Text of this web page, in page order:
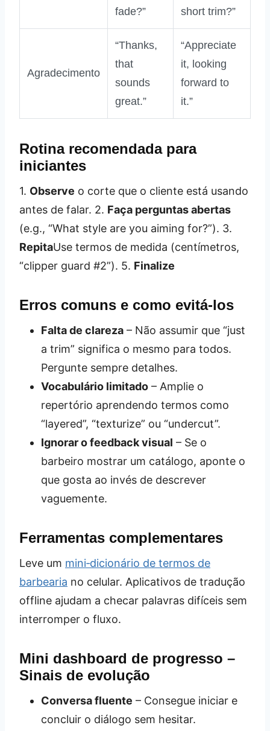
fade?”
short trim?”
Agradecimento
“Thanks,
that
sounds
great.”
“Appreciate
it, looking
forward to
it.”
Rotina recomendada para
iniciantes
1. Observe o corte que o cliente está usando
antes de falar. 2. Faça perguntas abertas
(e.g., “What style are you aiming for?”). 3.
RepitaUse termos de medida (centímetros,
“clipper guard #2”). 5. Finalize
Erros comuns e como evitá‑los
Falta de clareza – Não assumir que “just
a trim” significa o mesmo para todos.
Pergunte sempre detalhes.
Vocabulário limitado – Amplie o
repertório aprendendo termos como
“layered”, “texturize” ou “undercut”.
Ignorar o feedback visual – Se o
barbeiro mostrar um catálogo, aponte o
que gosta ao invés de descrever
vaguemente.
Ferramentas complementares
Leve um mini‑dicionário de termos de
barbearia no celular. Aplicativos de tradução
offline ajudam a checar palavras difíceis sem
interromper o fluxo.
Mini dashboard de progresso –
Sinais de evolução
Conversa fluente – Consegue iniciar e
concluir o diálogo sem hesitar.